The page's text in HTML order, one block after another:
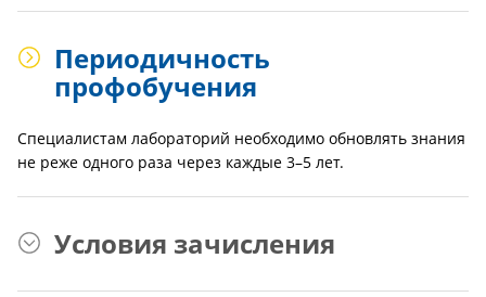
Периодичность
профобучения
Специалистам лабораторий необходимо обновлять знания
не реже одного раза через каждые 3–5 лет.
Условия зачисления